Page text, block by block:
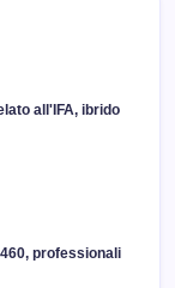
all'IFA, ibrido
professionali